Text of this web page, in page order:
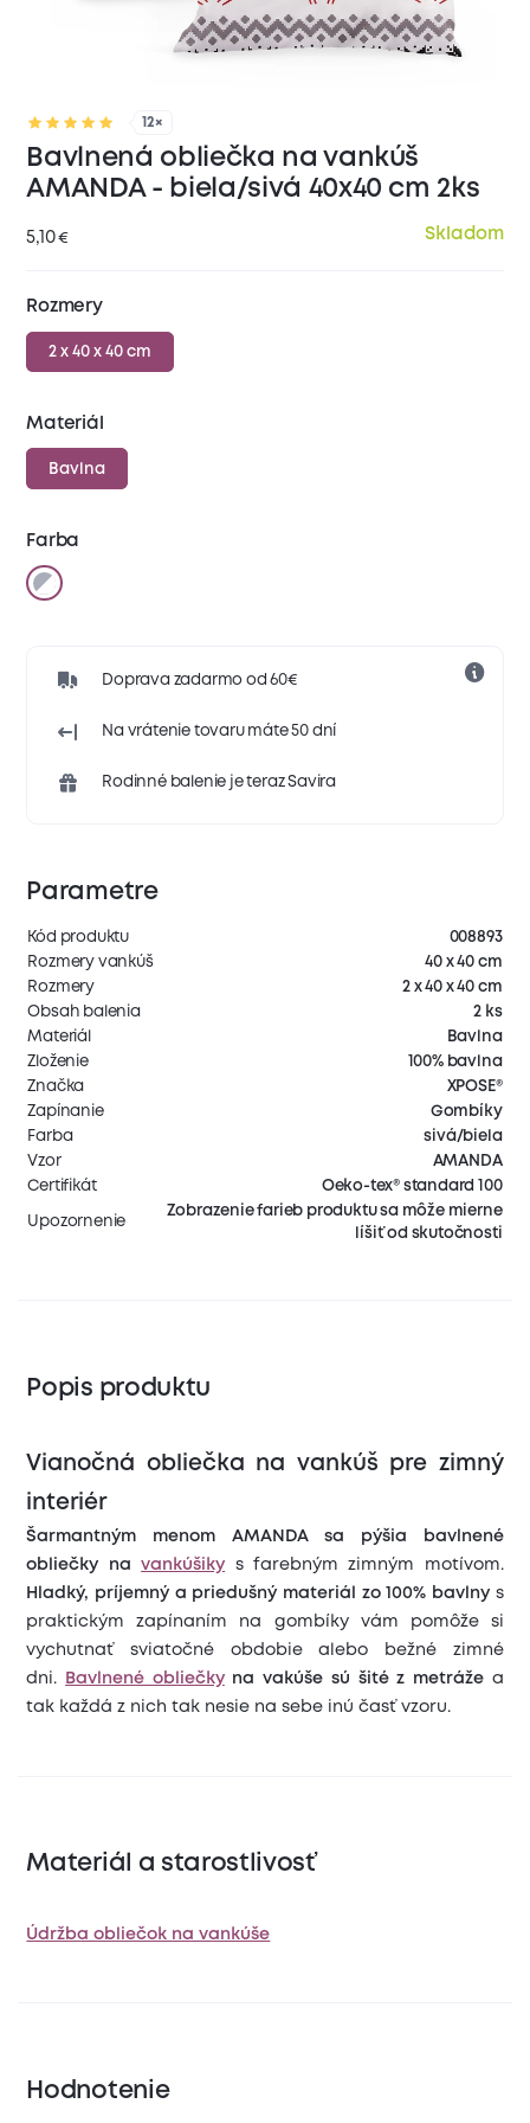
12×
Bavlnená obliečka na vankúš
AMANDA - biela/sivá 40x40 cm 2ks
5,10€ Skladom
Rozmery
2 x 40 x 40 cm
Materiál
Bavlna
Farba
Doprava zadarmo od 60€
Na vrátenie tovaru máte 50 dní
Rodinné balenie je teraz Savira
Parametre
Kód produktu
008893
Rozmery vankúš
40 x 40 cm
Rozmery
2 x 40 x 40 cm
Obsah balenia
2 ks
Materiál
Bavlna
Zloženie
100% bavlna
Značka
XPOSE®
Zapínanie
Gombíky
Farba
sivá/biela
Vzor
AMANDA
Certifikát
Oeko-tex® standard 100
Upozornenie
Zobrazenie farieb produktu sa môže mierne
líšiť od skutočnosti
Popis produktu
Vianočná obliečka na vankúš pre zimný
interiér
Šarmantným menom AMANDA sa pýšia bavlnené
obliečky navankúšiky s farebným zimným motívom.
Hladký, príjemný a priedušný materiál zo 100% bavlnys
praktickým zapínaním na gombíky vám pomôže si
vychutnať sviatočné obdobie alebo bežné zimné
dni.
Bavlnené obliečkyna vakúše sú šité z metrážea
tak každá z nich tak nesie na sebe inú časť vzoru.
Materiál a starostlivosť
Údržba obliečok na vankúše
Hodnotenie